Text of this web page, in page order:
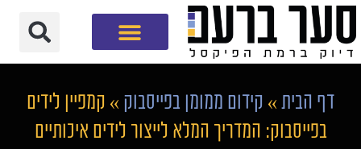
דף הבית » קידום ממומן בפייסבוק » קמפיין לידים
בפייסבוק: המדריך המלא לייצור לידים איכותיים